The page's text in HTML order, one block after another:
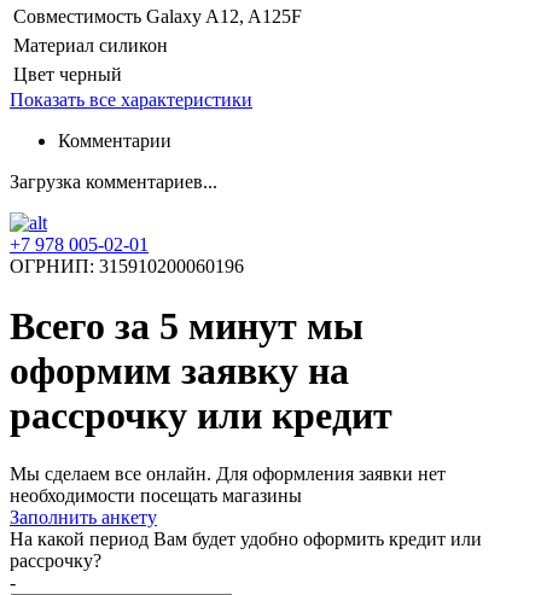
Совместимость Galaxy A12, A125F
Материал силикон
Цвет черный
Показать все характеристики
Комментарии
Загрузка комментариев...
+7 978 005-02-01
ОГРНИП: 315910200060196
Всего за 5 минут мы
оформим заявку на
рассрочку или кредит
Мы сделаем все онлайн. Для оформления заявки нет
необходимости посещать магазины
Заполнить анкету
На какой период Вам будет удобно оформить кредит или
рассрочку?
-